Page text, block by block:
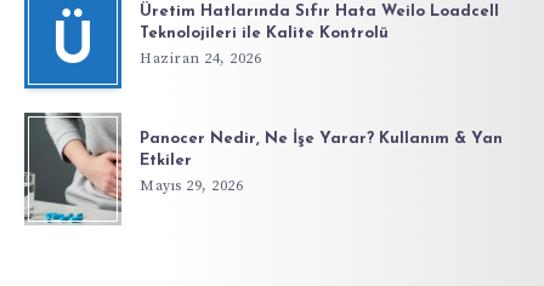
Ü
Üretim Hatlarında Sıfır Hata Weilo Loadcell
Teknolojileri ile Kalite Kontrolü
Haziran 24, 2026
Panocer Nedir, Ne İşe Yarar? Kullanım & Yan
Etkiler
Mayıs 29, 2026